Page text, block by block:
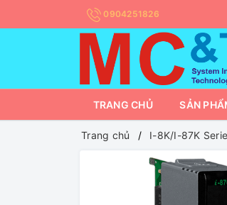
0904251826
TRANG CHỦ SẢN
Trang chủ I-8K/I-87K